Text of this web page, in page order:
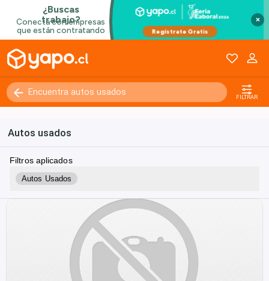
×
FILTRAR
Autos usados
Filtros aplicados
Autos Usados